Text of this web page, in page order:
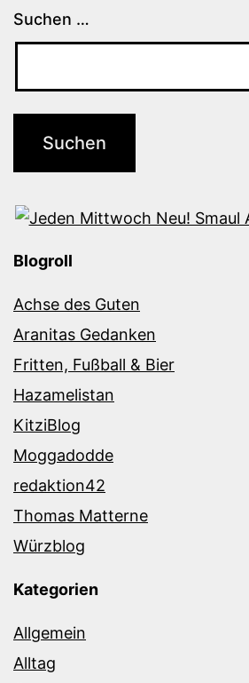
Suchen …
Blogroll
Achse des Guten
Aranitas Gedanken
Fritten, Fußball & Bier
Hazamelistan
KitziBlog
Moggadodde
redaktion42
Thomas Matterne
Würzblog
Kategorien
Allgemein
Alltag